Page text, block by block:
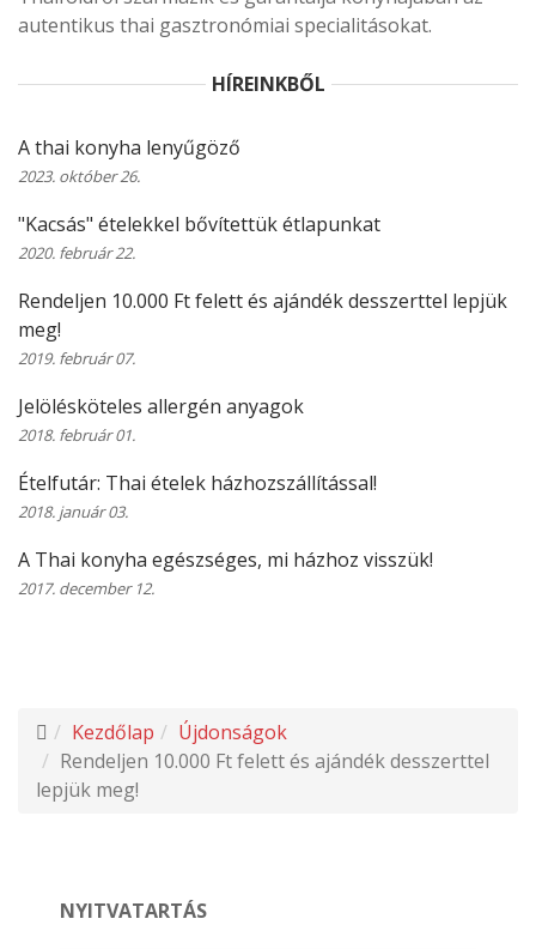
autentikus thai gasztronómiai specialitásokat.
HÍREINKBŐL
A thai konyha lenyűgöző
2023. október 26.
"Kacsás" ételekkel bővítettük étlapunkat
2020. február 22.
Rendeljen 10.000 Ft felett és ajándék desszerttel lepjük
meg!
2019. február 07.
Jelölésköteles allergén anyagok
2018. február 01.
Ételfutár: Thai ételek házhozszállítással!
2018. január 03.
A Thai konyha egészséges, mi házhoz visszük!
2017. december 12.
Kezdőlap
Újdonságok
Rendeljen 10.000 Ft felett és ajándék desszerttel
lepjük meg!
NYITVATARTÁS